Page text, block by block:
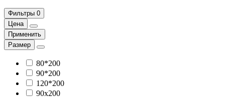
Фильтры 0
Цена
Применить
Размер
80*200
90*200
120*200
90х200